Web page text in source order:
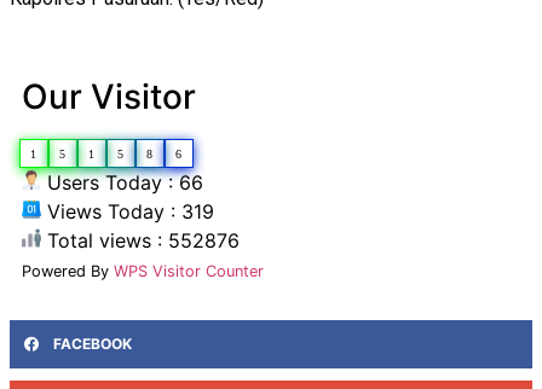
Our Visitor
1 5 1 5 8 6
Users Today : 66
Views Today : 319
Total views : 552876
Powered By WPS Visitor Counter
FACEBOOK